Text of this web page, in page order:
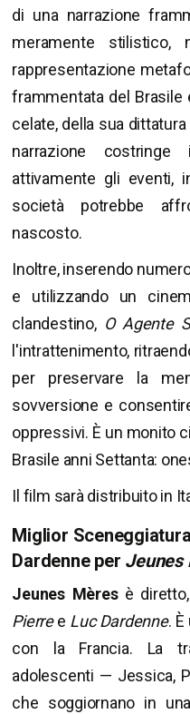
di una narrazione
meramente stilistico,
rappresentazione
frammentata del Brasile
celate, della sua
narrazione
attivamente gli eventi,
società potrebbe
nascosto.
Inoltre, inserendo
e utilizzando un
clandestino, O Agente
l'intrattenimento,
per preservare la
sovversione e
oppressivi. È un monito
Brasile anni Settanta:
Il film sarà distribuito in
Miglior
Dardenne per Jeunes
Jeunes Mèresè
Pierree Luc Dardenne.
con la Francia. La
adolescenti — Jessica,
che soggiornano in